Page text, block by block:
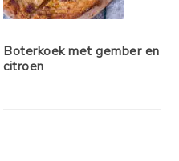
Boterkoek met gember en
citroen